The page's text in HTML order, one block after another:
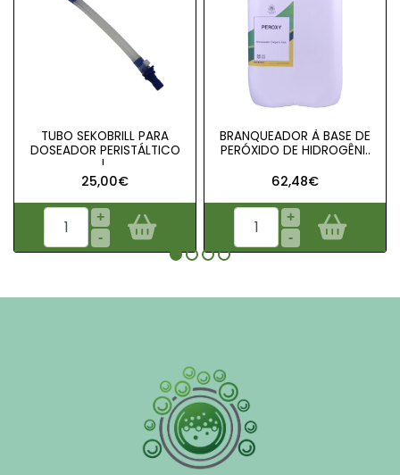
TUBO SEKOBRILL PARA
DOSEADOR PERISTÁLTICO
|..
25,00€
+
-
BRANQUEADOR À BASE DE
PERÓXIDO DE HIDROGÊNI..
62,48€
+
-